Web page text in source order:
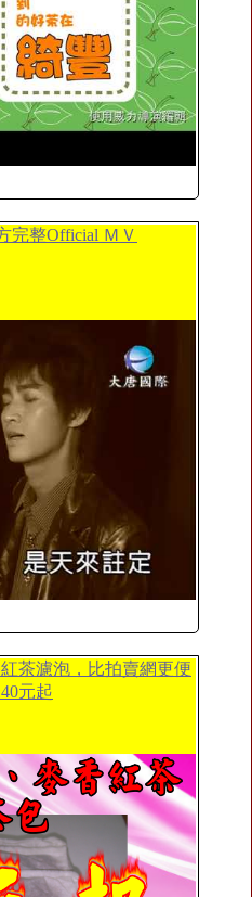
完整Official ＭＶ
茶濾泡，比拍賣網更便
元起